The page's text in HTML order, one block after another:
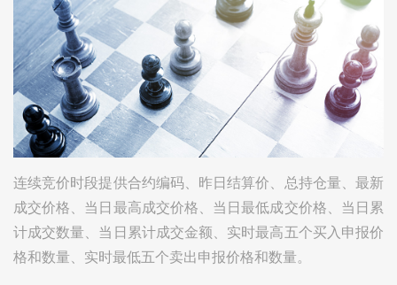
连续竞价时段提供合约编码、昨日结算价、总持仓量、最新
成交价格、当日最高成交价格、当日最低成交价格、当日累
计成交数量、当日累计成交金额、实时最高五个买入申报价
格和数量、实时最低五个卖出申报价格和数量。